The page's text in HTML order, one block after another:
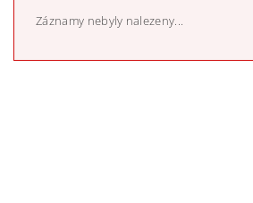
Záznamy nebyly nalezeny...